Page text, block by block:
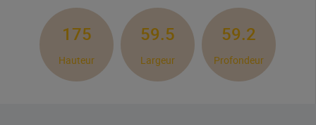
175
Hauteur
59.5
Largeur
59.2
Profondeur